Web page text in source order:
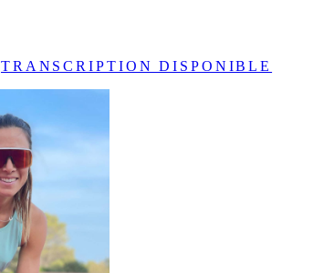
TRANSCRIPTION DISPONIBLE